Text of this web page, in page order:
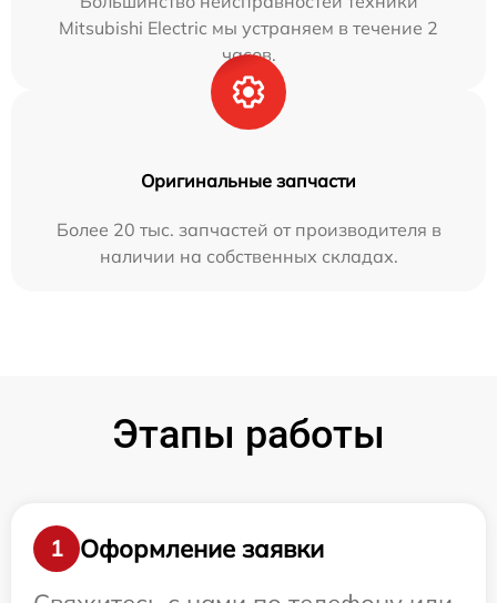
Mitsubishi Electric мы устраняем в течение 2
часов.
Оригинальные запчасти
Более 20 тыс. запчастей от производителя в
наличии на собственных складах.
Этапы работы
1
Оформление заявки